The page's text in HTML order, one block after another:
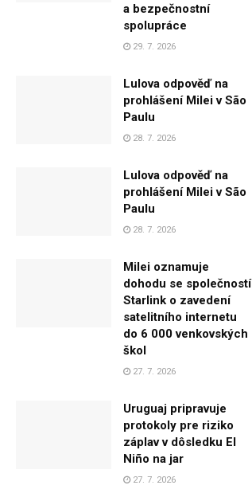
a bezpečnostní
spolupráce
29. 7. 2026
Lulova odpověď na
prohlášení Milei v São
Paulu
28. 7. 2026
Lulova odpověď na
prohlášení Milei v São
Paulu
28. 7. 2026
Milei oznamuje
dohodu se společností
Starlink o zavedení
satelitního internetu
do 6 000 venkovských
škol
27. 7. 2026
Uruguaj pripravuje
protokoly pre riziko
záplav v dôsledku El
Niño na jar
27. 7. 2026